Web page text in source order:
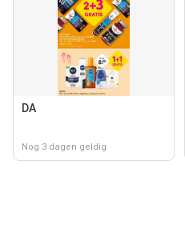
DA
Nog 3 dagen geldig